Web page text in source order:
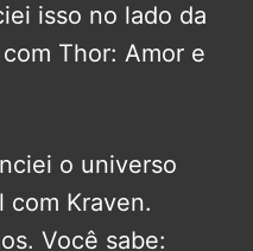
isso no lado da
Thor: Amor e
o universo
com Kraven.
Você sabe: